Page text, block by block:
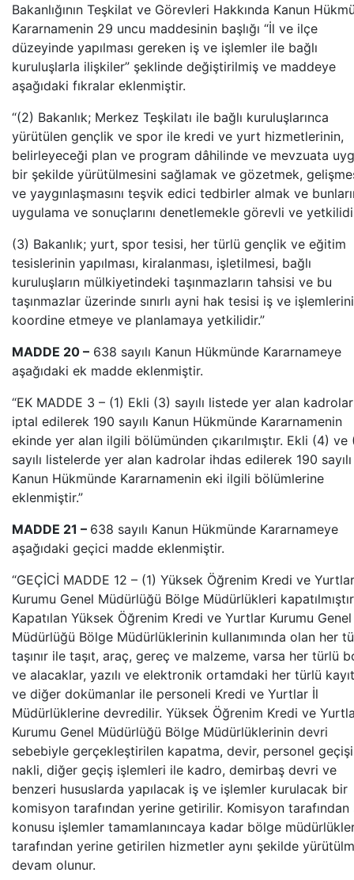
Bakanlığının Teşkilat ve Görevleri Hakkında Kanun
Kararnamenin 29 uncu maddesinin başlığı “İl ve ilçe
düzeyinde yapılması gereken iş ve işlemler ile bağlı
kuruluşlarla ilişkiler” şeklinde değiştirilmiş ve maddeye
aşağıdaki fıkralar eklenmiştir.
“(2) Bakanlık; Merkez Teşkilatı ile bağlı kuruluşlarınca
yürütülen gençlik ve spor ile kredi ve yurt hizmetlerinin,
belirleyeceği plan ve program dâhilinde ve mevzuata
bir şekilde yürütülmesini sağlamak ve gözetmek,
ve yaygınlaşmasını teşvik edici tedbirler almak ve
uygulama ve sonuçlarını denetlemekle görevli ve
(3) Bakanlık; yurt, spor tesisi, her türlü gençlik ve eğitim
tesislerinin yapılması, kiralanması, işletilmesi, bağlı
kuruluşların mülkiyetindeki taşınmazların tahsisi ve bu
taşınmazlar üzerinde sınırlı ayni hak tesisi iş ve işlemlerini
koordine etmeye ve planlamaya yetkilidir.”
MADDE 20 – 638 sayılı Kanun Hükmünde Kararnameye
aşağıdaki ek madde eklenmiştir.
“EK MADDE 3 – (1) Ekli (3) sayılı listede yer alan kadrolar
iptal edilerek 190 sayılı Kanun Hükmünde Kararnamenin
ekinde yer alan ilgili bölümünden çıkarılmıştır. Ekli (4) ve
sayılı listelerde yer alan kadrolar ihdas edilerek 190 sayılı
Kanun Hükmünde Kararnamenin eki ilgili bölümlerine
eklenmiştir.”
MADDE 21 – 638 sayılı Kanun Hükmünde Kararnameye
aşağıdaki geçici madde eklenmiştir.
“GEÇİCİ MADDE 12 – (1) Yüksek Öğrenim Kredi ve Yurtlar
Kurumu Genel Müdürlüğü Bölge Müdürlükleri
Kapatılan Yüksek Öğrenim Kredi ve Yurtlar Kurumu Genel
Müdürlüğü Bölge Müdürlüklerinin kullanımında olan her
taşınır ile taşıt, araç, gereç ve malzeme, varsa her türlü
ve alacaklar, yazılı ve elektronik ortamdaki her türlü
ve diğer dokümanlar ile personeli Kredi ve Yurtlar İl
Müdürlüklerine devredilir. Yüksek Öğrenim Kredi ve
Kurumu Genel Müdürlüğü Bölge Müdürlüklerinin devri
sebebiyle gerçekleştirilen kapatma, devir, personel
nakli, diğer geçiş işlemleri ile kadro, demirbaş devri ve
benzeri hususlarda yapılacak iş ve işlemler kurulacak bir
komisyon tarafından yerine getirilir. Komisyon tarafından
konusu işlemler tamamlanıncaya kadar bölge
tarafından yerine getirilen hizmetler aynı şekilde
devam olunur.